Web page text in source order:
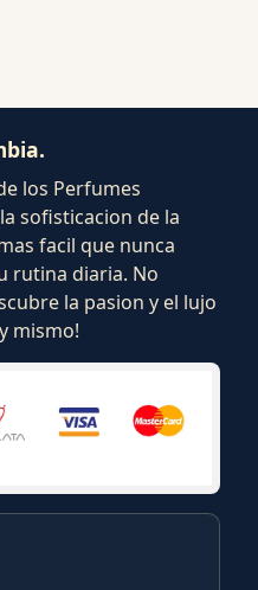
los Perfumes
sofisticacion de la
facil que nunca
rutina diaria. No
la pasion y el lujo
mismo!